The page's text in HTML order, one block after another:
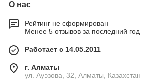
О нас
Рейтинг не сформирован
Менее 5 отзывов за последний год
Работает с 14.05.2011
г. Алматы
ул. Ауэзова, 32, Алматы, Казахстан